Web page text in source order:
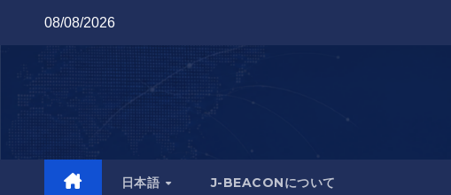
08/08/2026
日本語 J-BEACONについて